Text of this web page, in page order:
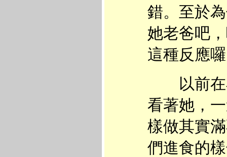
錯。至於
她老爸吧
這種反應
以前在
看著她，
樣做其實
們進食的